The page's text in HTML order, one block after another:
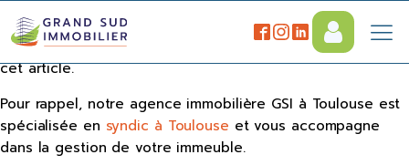
2023 est une année mouvementée qui risque d'influencer
votre projet immobilier et nous allons voir pourquoi dans
cet article.
Pour rappel, notre agence immobilière GSI à Toulouse est
spécialisée en syndic à Toulouse et vous accompagne
dans la gestion de votre immeuble.